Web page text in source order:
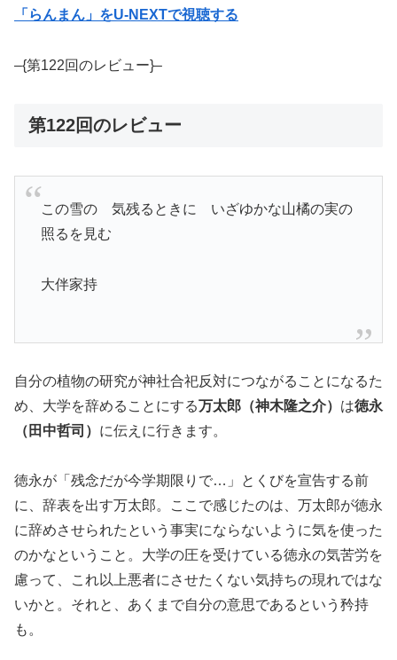
「らんまん」をU-NEXTで視聴する
–{第122回のレビュー}–
第122回のレビュー
この雪の 気残るときに いざゆかな山橘の実の
照るを見む
大伴家持
自分の植物の研究が神社合祀反対につながることになるた
め、大学を辞めることにする万太郎（神木隆之介） は徳永
（田中哲司） に伝えに行きます。
徳永が「残念だが今学期限りで…」とくびを宣告する前
に、辞表を出す万太郎。ここで感じたのは、万太郎が徳永
に辞めさせられたという事実にならないように気を使った
のかなということ。大学の圧を受けている徳永の気苦労を
慮って、これ以上悪者にさせたくない気持ちの現れではな
いかと。それと、あくまで自分の意思であるという矜持
も。